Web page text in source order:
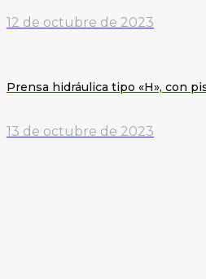
12 de octubre de 2023
Prensa hidráulica tipo «H», con
13 de octubre de 2023